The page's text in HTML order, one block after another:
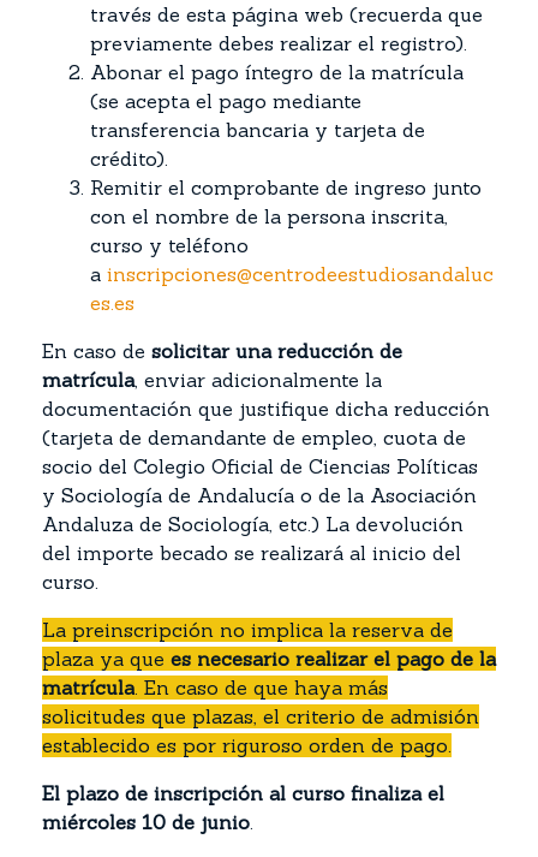
través de esta página web (recuerda que
previamente debes realizar el registro).
Abonar el pago íntegro de la matrícula
(se acepta el pago mediante
transferencia bancaria y tarjeta de
crédito).
Remitir el comprobante de ingreso junto
con el nombre de la persona inscrita,
curso y teléfono
a inscripciones@centrodeestudiosandaluc
es.es
En caso de solicitar una reducción de
matrícula, enviar adicionalmente la
documentación que justifique dicha reducción
(tarjeta de demandante de empleo, cuota de
socio del Colegio Oficial de Ciencias Políticas
y Sociología de Andalucía o de la Asociación
Andaluza de Sociología, etc.) La devolución
del importe becado se realizará al inicio del
curso.
La preinscripción no implica la reserva de
plaza ya que es necesario realizar el pago de la
matrícula. En caso de que haya más
solicitudes que plazas, el criterio de admisión
establecido es por riguroso orden de pago.
El plazo de inscripción al curso finaliza el
miércoles 10 de junio.